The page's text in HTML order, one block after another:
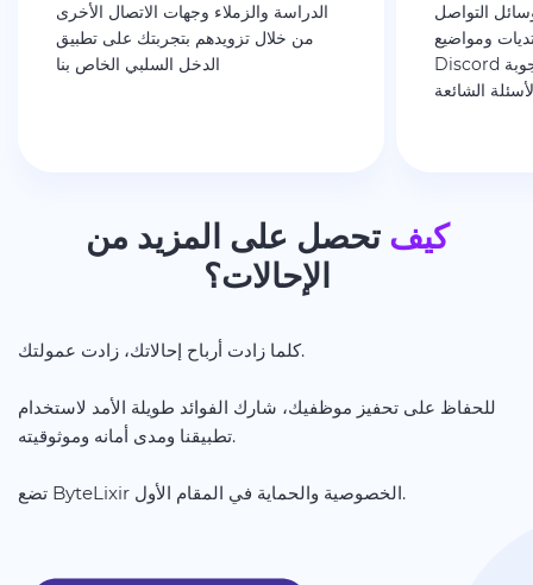
الدراسة والزملاء وجهات الاتصال الأخرى
من خلال تزويدهم بتجربتك على تطبيق
الدخل السلبي الخاص بنا
التواصل
ومواضيع
Discord ومنصات الأسئلة والأجوبة
الشائعة
كيف تحصل على المزيد من
الإحالات؟
كلما زادت أرباح إحالاتك، زادت عمولتك.
للحفاظ على تحفيز موظفيك، شارك الفوائد طويلة الأمد لاستخدام
تطبيقنا ومدى أمانه وموثوقيته.
تضع ByteLixir الخصوصية والحماية في المقام الأول.